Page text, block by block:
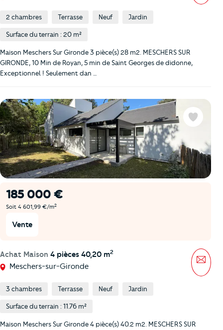
2 chambres Terrasse Neuf Jardin
Surface du terrain : 20 m²
Maison Meschers Sur Gironde 3 pièce(s) 28 m2. MESCHERS SUR
GIRONDE, 10 Min de Royan, 5 min de Saint Georges de didonne,
Exceptionnel ! Seulement dan …
185 000 €
Soit 4 601,99 €/m2
Vente
Achat Maison 4 pièces 40,20 m2
Meschers-sur-Gironde
Favoris
3 chambres Terrasse Neuf Jardin
Surface du terrain : 11.76 m²
Maison Meschers Sur Gironde 4 pièce(s) 40.2 m2. MESCHERS SUR